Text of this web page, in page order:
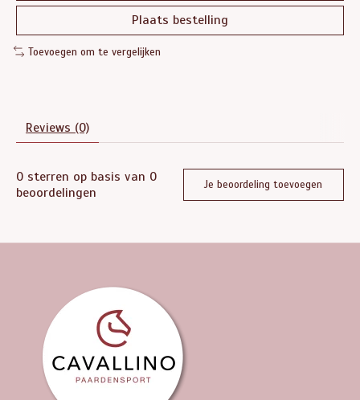
Plaats bestelling
Toevoegen om te vergelijken
Reviews (0)
0 sterren op basis van 0
beoordelingen
Je beoordeling toevoegen